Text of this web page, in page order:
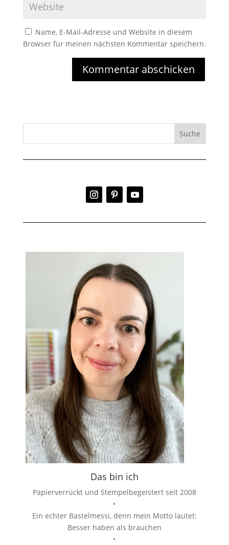
Name, E-Mail-Adresse und Website in diesem
Browser für meinen nächsten Kommentar speichern.
Kommentar abschicken
Das bin ich
Papierverrückt und Stempelbegeistert seit 2008
•
Ein echter Bastelmessi, denn mein Motto lautet:
Besser haben als brauchen
•